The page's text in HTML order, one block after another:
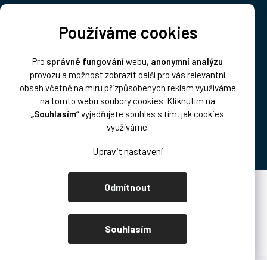
Používáme cookies
Pro správné fungováníwebu, anonymní analýzu
provozu a možnost zobrazit další pro vás relevantní
obsah včetně na míru přizpůsobených reklam využíváme
na tomto webu soubory cookies. Kliknutím na
„Souhlasím“vyjadřujete souhlas s tím, jak cookies
využíváme.
Odmítnout
Souhlasím
Platba:
Vytvořil Shoptet Premium
Copyright 2026 . Všechna práva vyhrazena.
Upravit nastavení cookies